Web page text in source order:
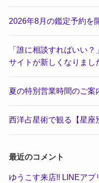
2026年8月の鑑定予約を
「誰に相談すればいい
サイトが新しくなりまし
夏の特別営業時間のご案
西洋占星術で観る【星座
最近のコメント
ゆうこす来店!! LINEア